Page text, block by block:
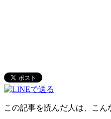
この記事を読んだ人は、こん